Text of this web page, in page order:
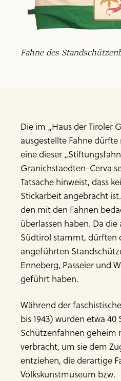
Fahne des
Die im „Haus der Tiroler
ausgestellte Fahne
eine dieser
Granichstaedten-Cerva
Tatsache hinweist, dass
Stickarbeit angebracht
den mit den Fahnen
überlassen haben. Da
Südtirol stammt, dürften
angeführten
Enneberg, Passeier und
geführt haben.
Während der
bis 1943) wurden etwa
Schützenfahnen geheim
verbracht, um sie dem
entziehen, die derartige
Volkskunstmuseum bzw.